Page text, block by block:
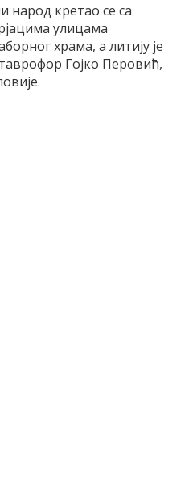
народ кретао се са
улицама
храма, а литију је
Гојко Перовић,